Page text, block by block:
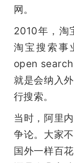
网。
2010年，淘
淘宝搜索事
open search
就是会纳入
行搜索。
当时，阿里
争论。大家
国外一样百